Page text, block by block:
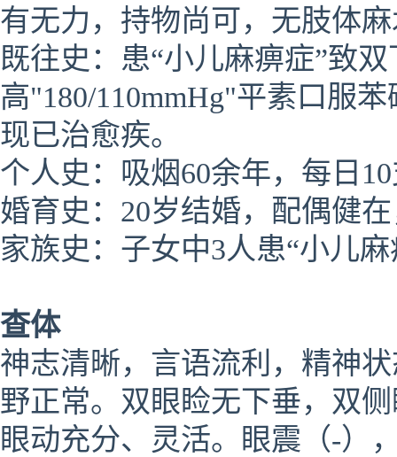
有无力，持物尚可，无肢体
既往史：患“小儿麻痹症”致
高"180/110mmHg"平素口服
现已治愈疾。
个人史：吸烟60余年，每日
婚育史：20岁结婚，配偶健
家族史：子女中3人患“
查体
神志清晰，言语流利，精神
野正常。双眼睑无下垂，双
眼动充分、灵活。眼震（-）